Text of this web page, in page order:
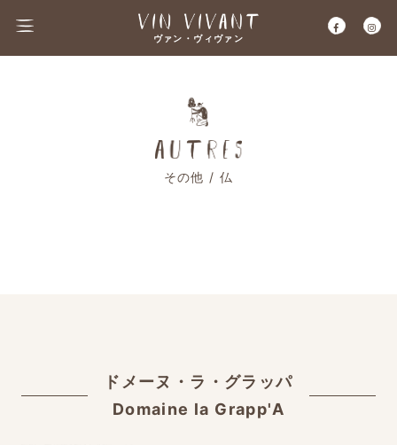
ヴァン・ヴィヴァン
その他 / 仏
ドメーヌ・ラ・グラッパ
Domaine la Grapp'A